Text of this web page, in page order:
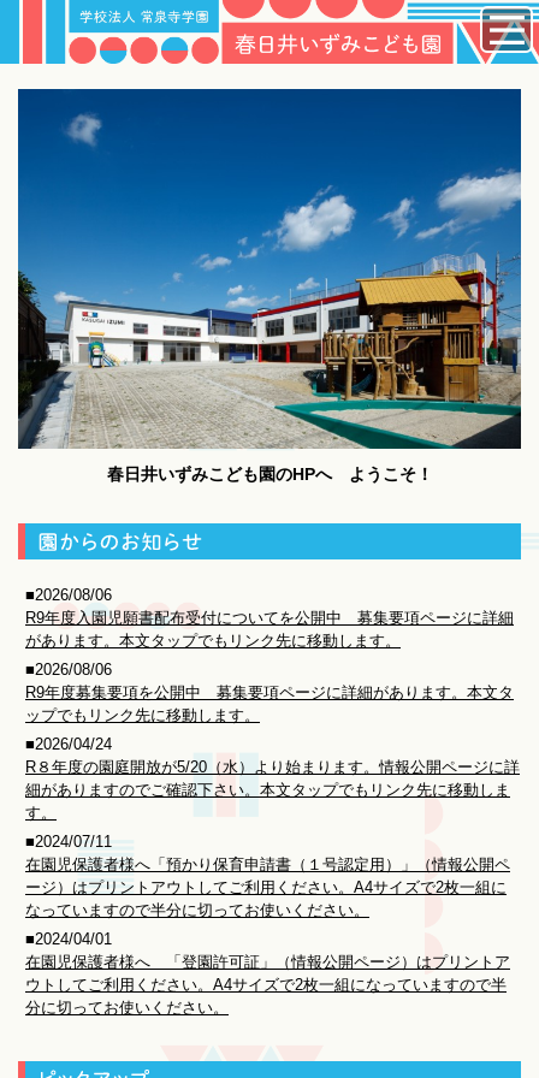
春日井いずみこども園のHPへ ようこそ！
2026/08/06
R9年度入園児願書配布受付についてを公開中 募集要項ページに詳細
があります。本文タップでもリンク先に移動します。
2026/08/06
R9年度募集要項を公開中 募集要項ページに詳細があります。本文タ
ップでもリンク先に移動します。
2026/04/24
R８年度の園庭開放が5/20（水）より始まります。情報公開ページに詳
細がありますのでご確認下さい。本文タップでもリンク先に移動しま
す。
2024/07/11
在園児保護者様へ「預かり保育申請書（１号認定用）」（情報公開ペ
ージ）はプリントアウトしてご利用ください。A4サイズで2枚一組に
なっていますので半分に切ってお使いください。
2024/04/01
在園児保護者様へ 「登園許可証」（情報公開ページ）はプリントア
ウトしてご利用ください。A4サイズで2枚一組になっていますので半
分に切ってお使いください。